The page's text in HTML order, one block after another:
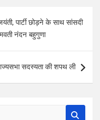
पार्टी छोड़ने के साथ सांसदी
नंदन बहुगुणा
सदस्यता की शपथ ली